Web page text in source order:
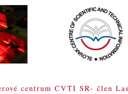
centrum CVTI SR- člen